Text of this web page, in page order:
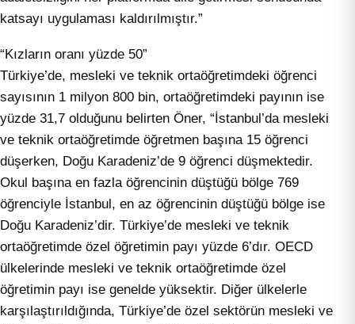
katsayı uygulaması kaldırılmıştır.”
“Kızların oranı yüzde 50”
Türkiye’de, mesleki ve teknik ortaöğretimdeki öğrenci
sayısının 1 milyon 800 bin, ortaöğretimdeki payının ise
yüzde 31,7 olduğunu belirten Öner, “İstanbul’da mesleki
ve teknik ortaöğretimde öğretmen başına 15 öğrenci
düşerken, Doğu Karadeniz’de 9 öğrenci düşmektedir.
Okul başına en fazla öğrencinin düştüğü bölge 769
öğrenciyle İstanbul, en az öğrencinin düştüğü bölge ise
Doğu Karadeniz’dir. Türkiye’de mesleki ve teknik
ortaöğretimde özel öğretimin payı yüzde 6’dır. OECD
ülkelerinde mesleki ve teknik ortaöğretimde özel
öğretimin payı ise genelde yüksektir. Diğer ülkelerle
karşılaştırıldığında, Türkiye’de özel sektörün mesleki ve